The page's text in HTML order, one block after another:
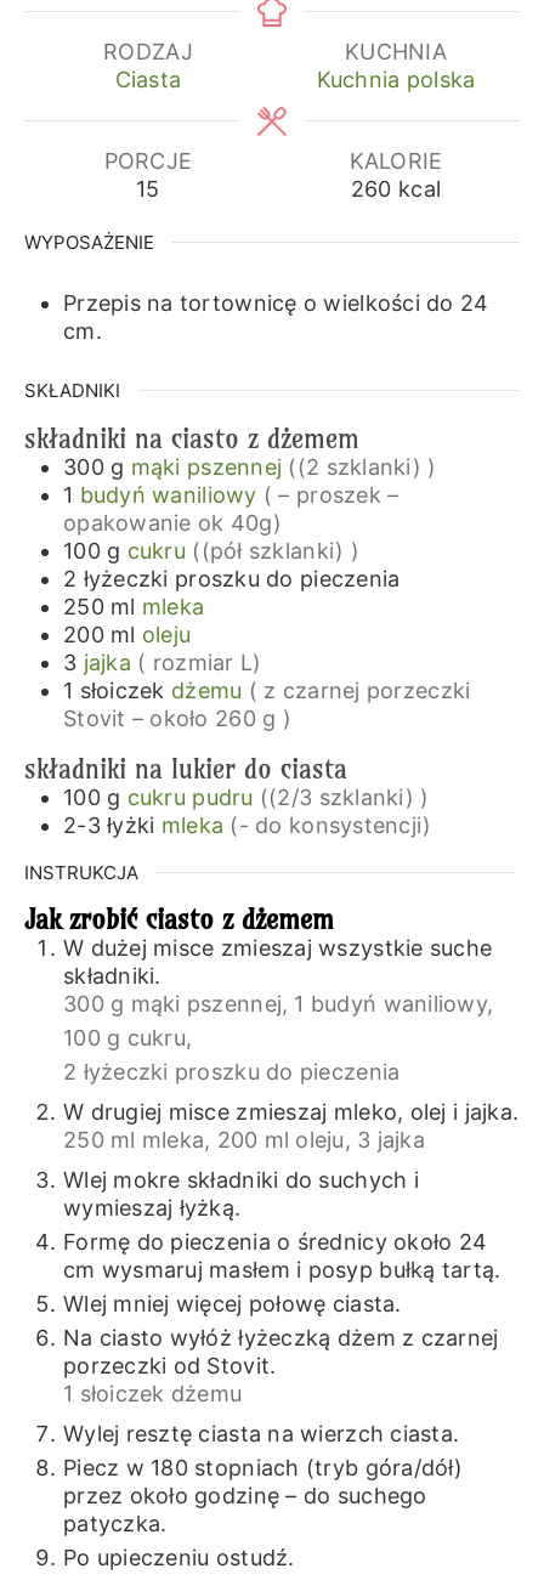
RODZAJ
Ciasta
KUCHNIA
Kuchnia polska
PORCJE
15
KALORIE
260 kcal
WYPOSAŻENIE
Przepis na tortownicę o wielkości do 24
cm.
SKŁADNIKI
składniki na ciasto z dżemem
300 g mąki pszennej ((2 szklanki) )
1 budyń waniliowy ( – proszek –
opakowanie ok 40g)
100 g cukru ((pół szklanki) )
2 łyżeczki proszku do pieczenia
250 ml mleka
200 ml oleju
3 jajka ( rozmiar L)
1 słoiczek dżemu ( z czarnej porzeczki
Stovit – około 260 g )
składniki na lukier do ciasta
100 g cukru pudru ((2/3 szklanki) )
2-3 łyżki mleka (- do konsystencji)
INSTRUKCJA
Jak zrobić ciasto z dżemem
W dużej misce zmieszaj wszystkie suche
składniki.
300 g mąki pszennej, 1 budyń waniliowy,
100 g cukru,
2 łyżeczki proszku do pieczenia
W drugiej misce zmieszaj mleko, olej i jajka.
250 ml mleka, 200 ml oleju, 3 jajka
Wlej mokre składniki do suchych i
wymieszaj łyżką.
Formę do pieczenia o średnicy około 24
cm wysmaruj masłem i posyp bułką tartą.
Wlej mniej więcej połowę ciasta.
Na ciasto wyłóż łyżeczką dżem z czarnej
porzeczki od Stovit.
1 słoiczek dżemu
Wylej resztę ciasta na wierzch ciasta.
Piecz w 180 stopniach (tryb góra/dół)
przez około godzinę – do suchego
patyczka.
Po upieczeniu ostudź.